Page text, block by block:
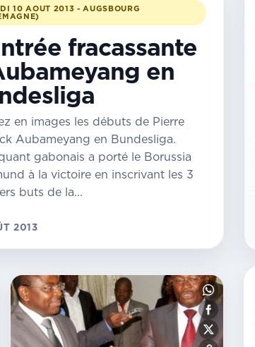
10 AOUT 2013 - AUGSBOURG
fracassante
en
en images les débuts de Pierre
Aubameyang en Bundesliga.
gabonais a porté le Borussia
à la victoire en inscrivant les 3
buts de la...
2013